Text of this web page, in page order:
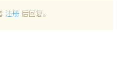
注册 后回复。